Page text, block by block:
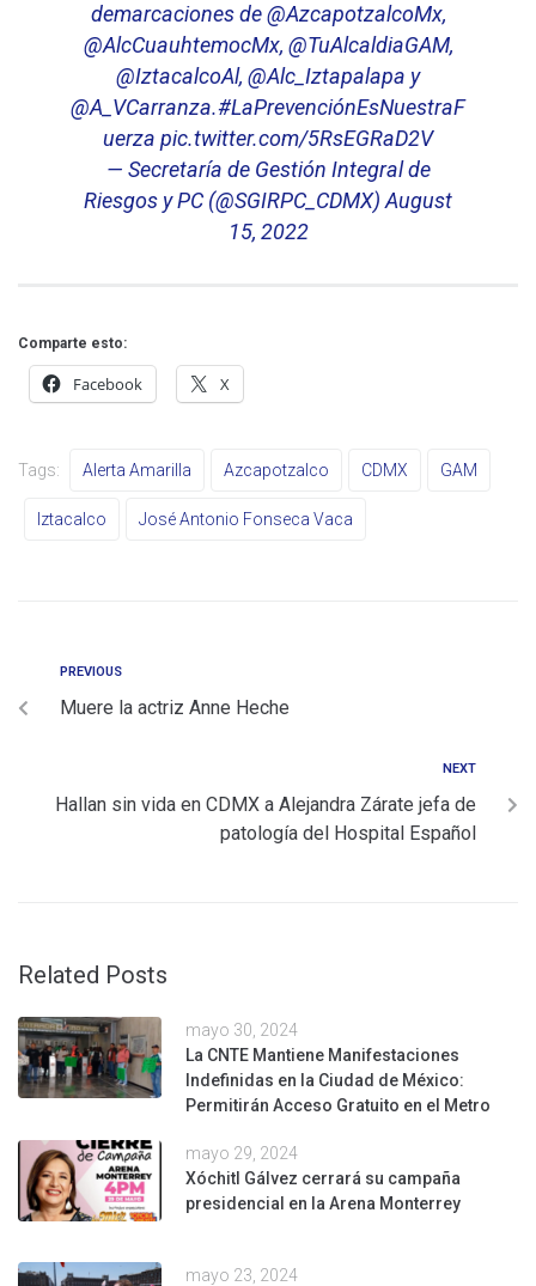
demarcaciones de@AzcapotzalcoMx,
@AlcCuauhtemocMx, @TuAlcaldiaGAM,
@IztacalcoAl, @Alc_Iztapalapa y
@A_VCarranza.#LaPrevenciónEsNuestraF
uerza pic.twitter.com/5RsEGRaD2V
— Secretaría de Gestión Integral de
Riesgos y PC (@SGIRPC_CDMX) August
15, 2022
Comparte esto:
Facebook X
Tags: Alerta Amarilla Azcapotzalco CDMX GAM
Iztacalco José Antonio Fonseca Vaca
PREVIOUS
Muere la actriz Anne Heche
NEXT
Hallan sin vida en CDMX a Alejandra Zárate jefa de
patología del Hospital Español
Related Posts
mayo 30, 2024
La CNTE Mantiene Manifestaciones
Indefinidas en la Ciudad de México:
Permitirán Acceso Gratuito en el Metro
mayo 29, 2024
Xóchitl Gálvez cerrará su campaña
presidencial en la Arena Monterrey
mayo 23, 2024